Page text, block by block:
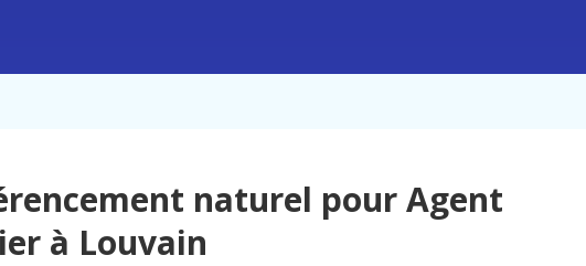
naturel pour Agent
à Louvain